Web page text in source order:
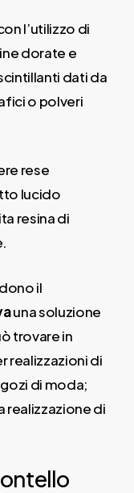
l’utilizzo di
dorate e
dati da
o polveri
rese
lucido
resina di
il
una soluzione
trovare in
realizzazioni di
di moda;
realizzazione di